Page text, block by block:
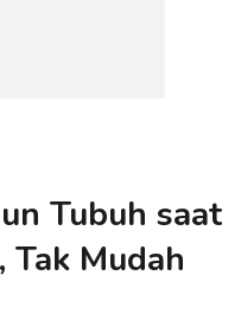
Tubuh saat
Tak Mudah